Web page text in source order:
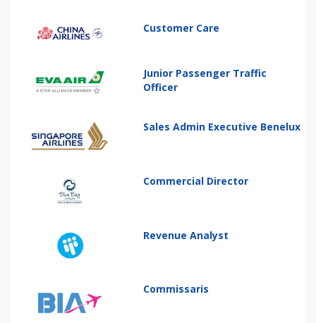
Customer Care
Junior Passenger Traffic
Officer
Sales Admin Executive Benelux
Commercial Director
Revenue Analyst
Commissaris